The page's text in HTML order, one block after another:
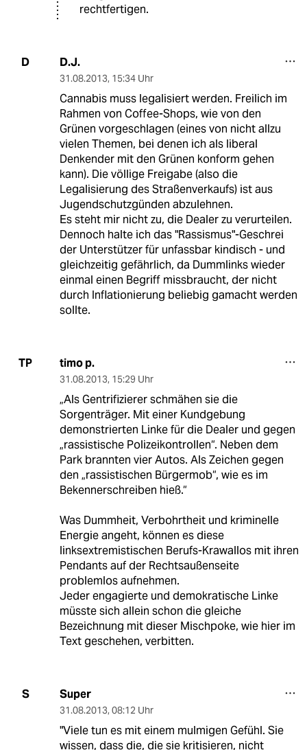
rechtfertigen.
D D.J.
31.08.2013, 15:34 Uhr
Cannabis muss legalisiert werden. Freilich im
Rahmen von Coffee-Shops, wie von den
Grünen vorgeschlagen (eines von nicht allzu
vielen Themen, bei denen ich als liberal
Denkender mit den Grünen konform gehen
kann). Die völlige Freigabe (also die
Legalisierung des Straßenverkaufs) ist aus
Jugendschutzgünden abzulehnen.
Es steht mir nicht zu, die Dealer zu verurteilen.
Dennoch halte ich das "Rassismus"-Geschrei
der Unterstützer für unfassbar kindisch - und
gleichzeitig gefährlich, da Dummlinks wieder
einmal einen Begriff missbraucht, der nicht
durch Inflationierung beliebig gamacht werden
sollte.
TP timo p.
31.08.2013, 15:29 Uhr
„Als Gentrifizierer schmähen sie die
Sorgenträger. Mit einer Kundgebung
demonstrierten Linke für die Dealer und gegen
„rassistische Polizeikontrollen“. Neben dem
Park brannten vier Autos. Als Zeichen gegen
den „rassistischen Bürgermob“, wie es im
Bekennerschreiben hieß.“
Was Dummheit, Verbohrtheit und kriminelle
Energie angeht, können es diese
linksextremistischen Berufs-Krawallos mit ihren
Pendants auf der Rechtsaußenseite
problemlos aufnehmen.
Jeder engagierte und demokratische Linke
müsste sich allein schon die gleiche
Bezeichnung mit dieser Mischpoke, wie hier im
Text geschehen, verbitten.
S Super
31.08.2013, 08:12 Uhr
"Viele tun es mit einem mulmigen Gefühl. Sie
wissen, dass die, die sie kritisieren, nicht